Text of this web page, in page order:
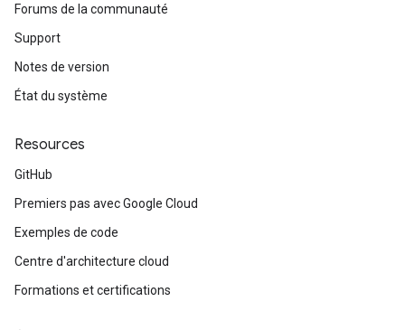
Forums de la communauté
Support
Notes de version
État du système
Resources
GitHub
Premiers pas avec Google Cloud
Exemples de code
Centre d'architecture cloud
Formations et certifications